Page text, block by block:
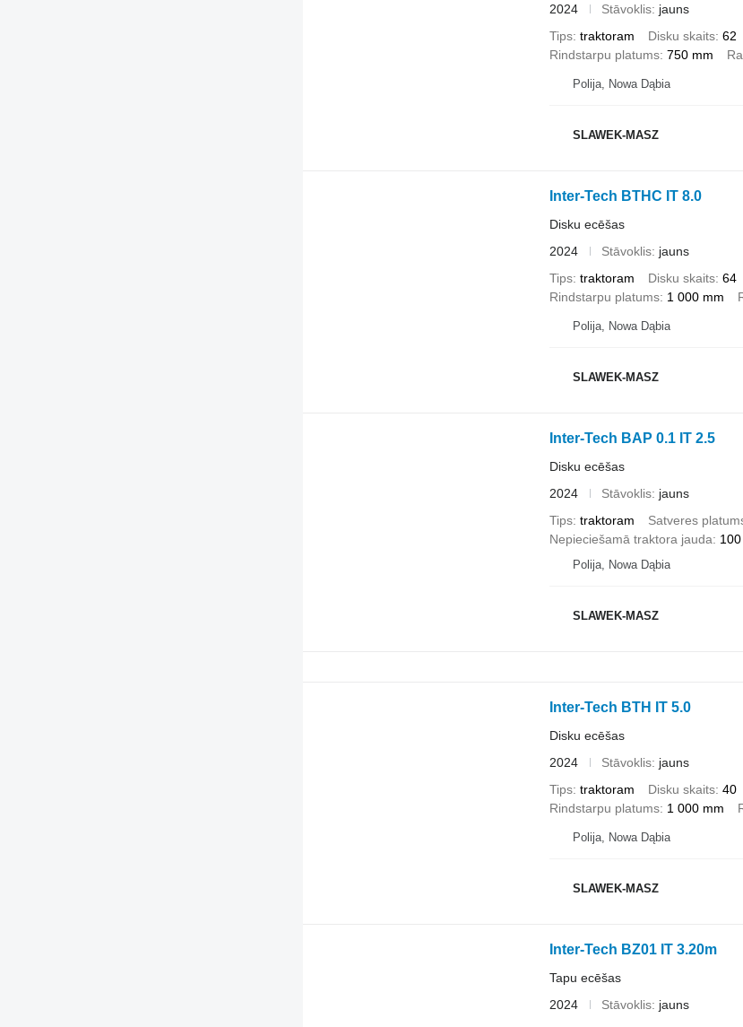
2024
Stāvoklis jauns
Tips traktoram Disku skaits 62
Rindstarpu platums 750 mm
Polija, Nowa Dąbia
SLAWEK-MASZ
Inter-Tech BTHC IT 8.0
Disku ecēšas
2024
Stāvoklis jauns
Tips traktoram Disku skaits 64
Rindstarpu platums 1 000 mm
Polija, Nowa Dąbia
SLAWEK-MASZ
Inter-Tech BAP 0.1 IT 2.5
Disku ecēšas
2024
Stāvoklis jauns
Tips traktoram Satveres
Nepieciešamā traktora jauda
Polija, Nowa Dąbia
SLAWEK-MASZ
Inter-Tech BTH IT 5.0
Disku ecēšas
2024
Stāvoklis jauns
Tips traktoram Disku skaits 40
Rindstarpu platums 1 000 mm
Polija, Nowa Dąbia
SLAWEK-MASZ
Inter-Tech BZ01 IT 3.20m
Tapu ecēšas
2024
Stāvoklis jauns